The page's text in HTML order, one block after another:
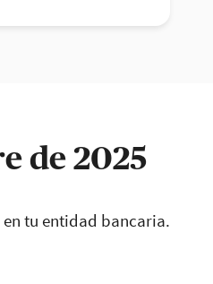
de 2025
tu entidad bancaria.